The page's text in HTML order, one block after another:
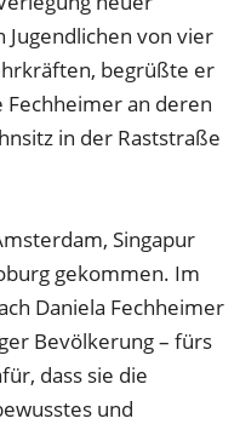
von vier
begrüßte er
an deren
in der Raststraße
Singapur
gekommen. Im
Daniela Fechheimer
Bevölkerung – fürs
dass sie die
und